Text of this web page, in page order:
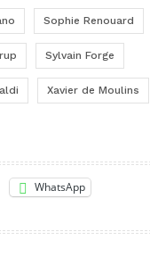
Sophie Renouard
Sylvain Forge
Xavier de Moulins
WhatsApp